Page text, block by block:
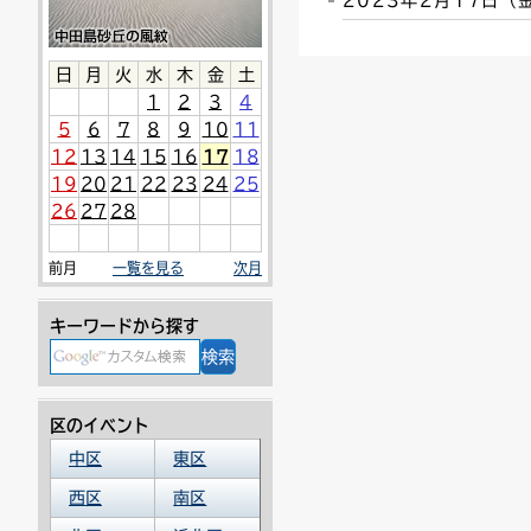
連絡ごみ
ユニバーサルデザイン
日 月 火 水 木 金
土
1
2 3
4
5
6 7 8 9 10 11
12 13 14 15 16 17 18
19 20 21 22 23 24 25
26 27 28
前月 一覧を見る 次月
キーワードから探す
区のイベント
中区
東区
西区 南区